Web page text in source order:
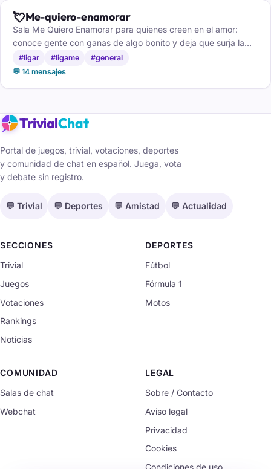
💘Me-quiero-enamorar
Sala Me Quiero Enamorar para quienes creen en el amor:
conoce gente con ganas de algo bonito y deja que surja la
chispa.
#ligar #ligame
#general
💬 14 mensajes
TrivialChat
Portal de juegos, trivial, votaciones, deportes
y comunidad de chat en español. Juega, vota
y debate sin registro.
💬 Trivial 💬 Deportes 💬 Amistad 💬 Actualidad
SECCIONES
Trivial
Juegos
Votaciones
Rankings
Noticias
DEPORTES
Fútbol
Fórmula 1
Motos
COMUNIDAD
Salas de chat
Webchat
LEGAL
Sobre / Contacto
Aviso legal
Privacidad
Cookies
Condiciones de uso